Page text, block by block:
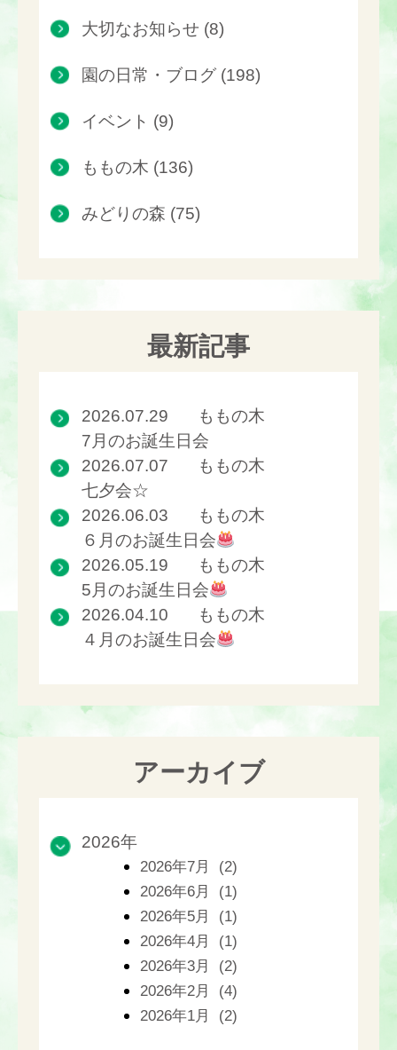
大切なお知らせ (8)
園の日常・ブログ (198)
イベント (9)
ももの木 (136)
みどりの森 (75)
最新記事
2026.07.29
ももの木
7月のお誕生日会
2026.07.07
ももの木
七夕会☆
2026.06.03
ももの木
６月のお誕生日会
2026.05.19
ももの木
5月のお誕生日会
2026.04.10
ももの木
４月のお誕生日会
アーカイブ
2026年
2026年7月 (2)
2026年6月 (1)
2026年5月 (1)
2026年4月 (1)
2026年3月 (2)
2026年2月 (4)
2026年1月 (2)